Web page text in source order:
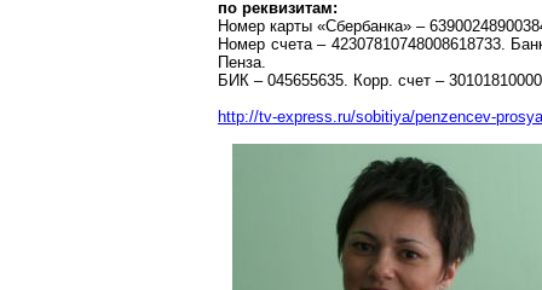
по реквизитам:
Номер карты «Сбербанка» –
Номер счета – 42307810748008618733.
Пенза.
БИК – 045655635. Корр. счет –
http://tv-express.ru/sobitiya/penzencev-